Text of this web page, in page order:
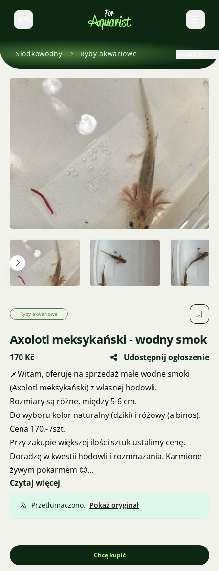
Zmień język
Słodkowodny Ryby akwariowe
Ryby akwariowe
Axolotl meksykański - wodny smok
170 Kč
Udostępnij ogłoszenie
📌Witam, oferuję na sprzedaż małe wodne smoki
(Axolotl meksykański) z własnej hodowli.
Rozmiary są różne, między 5-6 cm.
Do wyboru kolor naturalny (dziki) i różowy (albinos).
Cena 170,- /szt.
Przy zakupie większej ilości sztuk ustalimy cenę.
Doradzę w kwestii hodowli i rozmnażania. Karmione
żywym pokarmem 😊
Wylęg 3.1.2025
Czytaj więcej
Przetłumaczono. Pokaż oryginał
Chcę kupić